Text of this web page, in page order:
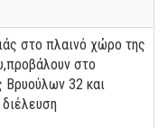
στο πλαινό χώρο της
στο
Βρυούλων 32 και